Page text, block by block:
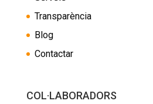
Transparència
Blog
Contactar
COL·LABORADORS